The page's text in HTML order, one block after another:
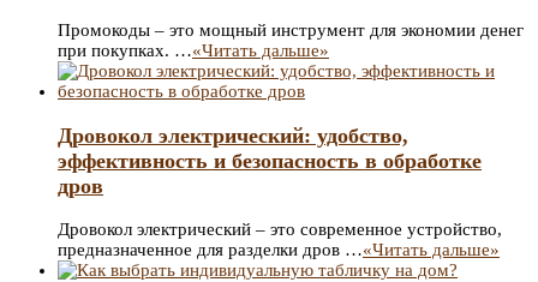
Промокоды – это мощный инструмент для экономии денег
при покупках. …«Читать дальше»
Дровокол электрический: удобство,
эффективность и безопасность в обработке
дров
Дровокол электрический – это современное устройство,
предназначенное для разделки дров …«Читать дальше»